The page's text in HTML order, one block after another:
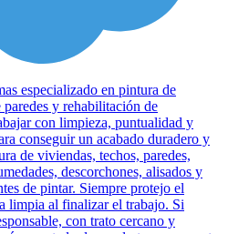
especializado en pintura de
y rehabilitación de
con limpieza, puntualidad y
conseguir un acabado duradero y
de viviendas, techos, paredes,
descorchones, alisados y
de pintar. Siempre protejo el
limpia al finalizar el trabajo. Si
con trato cercano y